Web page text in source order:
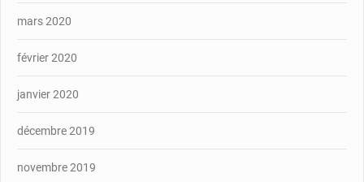
mars 2020
février 2020
janvier 2020
décembre 2019
novembre 2019